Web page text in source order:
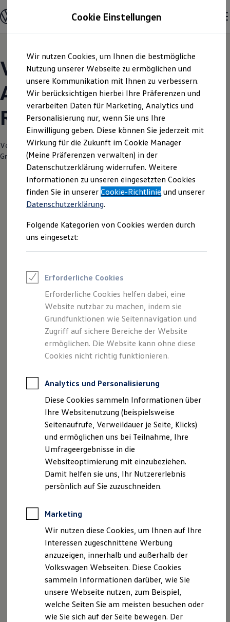
Hauptinhalt
springen
Footer
springen
Modelle und Konfigurator
Konfigurator
Modelle vergleichen
Elektroautos
ENERGY Sondermodelle
Nutzfahrzeuge
SUV und CUV
Familienautos
Kombis
Kompaktwagen
Sportwagen
Schnell verfügbare Fahrzeuge
Angebote und Produkte
Aktuelle Angebote
E-Auto-Förderung
Volkswagen Marktplatz
Die ENERGY Sondermodelle
Junge Gebrauchtwagen und Gebrauchtwagen
Volkswagen Zertifizierte Gebrauchtwagen
Elektromobilität bei Gebrauchtwagen
Saisonangebote
Reifenpakete
Leasing
Leasing-Angebote
Elektroauto Leasing
Kleinwagen-Leasing
Leasing ohne Anzahlung
Finanzierung
Autokredit mit Schlussrate
Versicherungen und Garantien
Kfz-Versicherung
Restschuldversicherungen
Garantien
Professional Class bei Volkswagen
Behörden
Direktkunden
Sonderfahrzeuge
Anpfiff zum Gewinn
Elektromobilität
Elektroautos
ID. Tutorials
Elektrofahrzeugkonzepte
ID. EVERY1
Reichweite
Rekuperation
Laden unterwegs
Laden Zuhause
Ladestationen finden
Ladezeitensimulator
Batterie
Sicherheit
Nachhaltigkeit
Technologie
Kosten und Kauf
Volkswagen Modelle |
Autohaus Franke
Radeberg
Verantwortlich für die Inhalte auf dieser Seite ist die Autohaus Franke
GmbH & Co. KG Radeberg(Impressum & Rechtliches
Der Polo
Kompakt, wendig und voller Möglichkeiten.
Entdecken Sie den Polo.
Der neue ID.3 Neo
So geht neu. Klar im Design. Stark im Alltag.
Entdecken Sie jetzt den neuen ID.3 Neo!
Mehr zum ID.3 Neo erfahren
Cookie Einstellungen
Wir nutzen Cookies, um Ihnen die bestmögliche
Nutzung unserer Webseite zu ermöglichen und
unsere Kommunikation mit Ihnen zu verbessern.
Wir berücksichtigen hierbei Ihre Präferenzen und
verarbeiten Daten für Marketing, Analytics und
Personalisierung nur, wenn Sie uns Ihre
Einwilligung geben. Diese können Sie jederzeit mit
Wirkung für die Zukunft im Cookie Manager
(Meine Präferenzen verwalten) in der
Datenschutzerklärung widerrufen. Weitere
Informationen zu unseren eingesetzten Cookies
finden Sie in unsererCookie-Richtlinie und unserer
Datenschutzerklärung.
Folgende Kategorien von Cookies werden durch
uns eingesetzt:
Erforderliche Cookies
Erforderliche Cookies helfen dabei, eine
Website nutzbar zu machen, indem sie
Grundfunktionen wie Seitennavigation und
Zugriff auf sichere Bereiche der Website
ermöglichen. Die Website kann ohne diese
Cookies nicht richtig funktionieren.
Analytics und Personalisierung
Diese Cookies sammeln Informationen über
Ihre Websitenutzung (beispielsweise
Seitenaufrufe, Verweildauer je Seite, Klicks)
und ermöglichen uns bei Teilnahme, Ihre
Umfrageergebnisse in die
Websiteoptimierung mit einzubeziehen.
Damit helfen sie uns, Ihr Nutzererlebnis
persönlich auf Sie zuzuschneiden.
Marketing
Wir nutzen diese Cookies, um Ihnen auf Ihre
Interessen zugeschnittene Werbung
anzuzeigen, innerhalb und außerhalb der
Volkswagen Webseiten. Diese Cookies
sammeln Informationen darüber, wie Sie
unsere Webseite nutzen, zum Beispiel,
welche Seiten Sie am meisten besuchen oder
wie Sie sich auf der Seite bewegen. Der